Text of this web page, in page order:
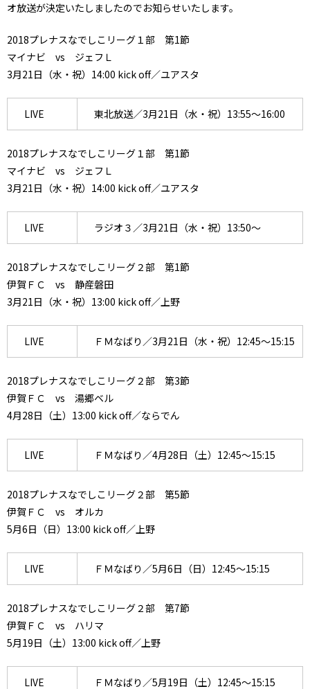
オ放送が決定いたしましたのでお知らせいたします。
2018プレナスなでしこリーグ１部 第1節
マイナビ vs ジェフＬ
3月21日（水・祝）14:00 kick off／ユアスタ
LIVE 東北放送／3月21日（水・祝）13:55～16:00
2018プレナスなでしこリーグ１部 第1節
マイナビ vs ジェフＬ
3月21日（水・祝）14:00 kick off／ユアスタ
LIVE ラジオ３／3月21日（水・祝）13:50～
2018プレナスなでしこリーグ２部 第1節
伊賀ＦＣ vs 静産磐田
3月21日（水・祝）13:00 kick off／上野
LIVE ＦＭなばり／3月21日（水・祝）12:45～15:15
2018プレナスなでしこリーグ２部 第3節
伊賀ＦＣ vs 湯郷ベル
4月28日（土）13:00 kick off／ならでん
LIVE ＦＭなばり／4月28日（土）12:45～15:15
2018プレナスなでしこリーグ２部 第5節
伊賀ＦＣ vs オルカ
5月6日（日）13:00 kick off／上野
LIVE ＦＭなばり／5月6日（日）12:45～15:15
2018プレナスなでしこリーグ２部 第7節
伊賀ＦＣ vs ハリマ
5月19日（土）13:00 kick off／上野
LIVE ＦＭなばり／5月19日（土）12:45～15:15